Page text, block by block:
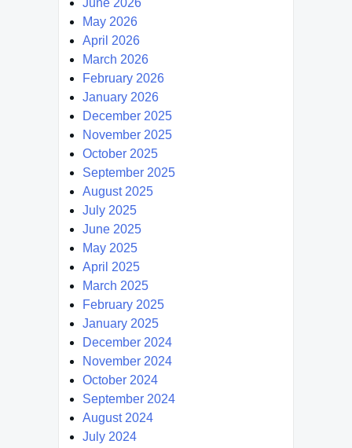
June 2026
May 2026
April 2026
March 2026
February 2026
January 2026
December 2025
November 2025
October 2025
September 2025
August 2025
July 2025
June 2025
May 2025
April 2025
March 2025
February 2025
January 2025
December 2024
November 2024
October 2024
September 2024
August 2024
July 2024